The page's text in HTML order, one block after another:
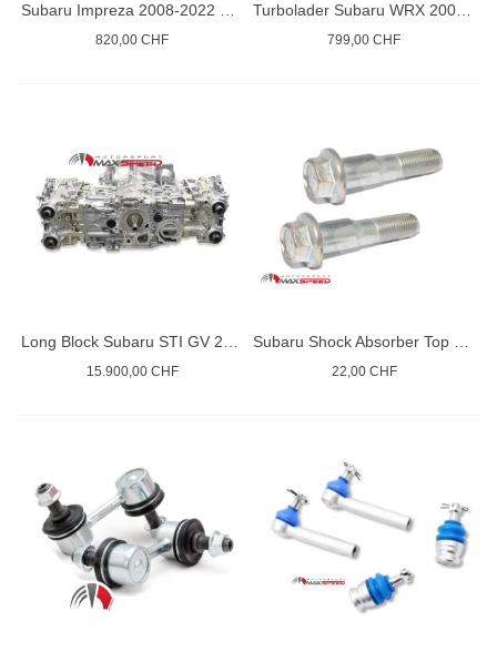
820,00 CHF 799,00 CHF
15.900,00 CHF 22,00 CHF